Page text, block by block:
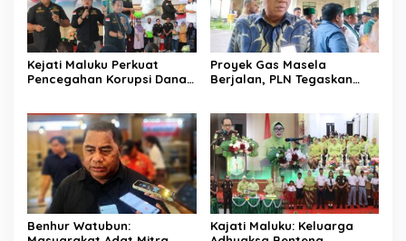
Kejati Maluku Perkuat
Pencegahan Korupsi Dana
Hukum
Proyek Gas Masela
Berjalan, PLN Tegaskan
Benhur Watubun:
Kajati Maluku: Keluarga